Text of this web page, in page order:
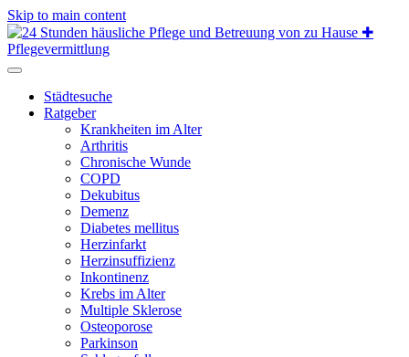
Skip to main content
Städtesuche
Ratgeber
Krankheiten im Alter
Arthritis
Chronische Wunde
COPD
Dekubitus
Demenz
Diabetes mellitus
Herzinfarkt
Herzinsuffizienz
Inkontinenz
Krebs im Alter
Multiple Sklerose
Osteoporose
Parkinson